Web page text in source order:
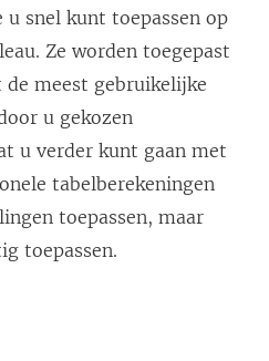
u snel kunt toepassen op
Ze worden toegepast
meest gebruikelijke
u gekozen
u verder kunt gaan met
tabelberekeningen
toepassen, maar
toepassen.